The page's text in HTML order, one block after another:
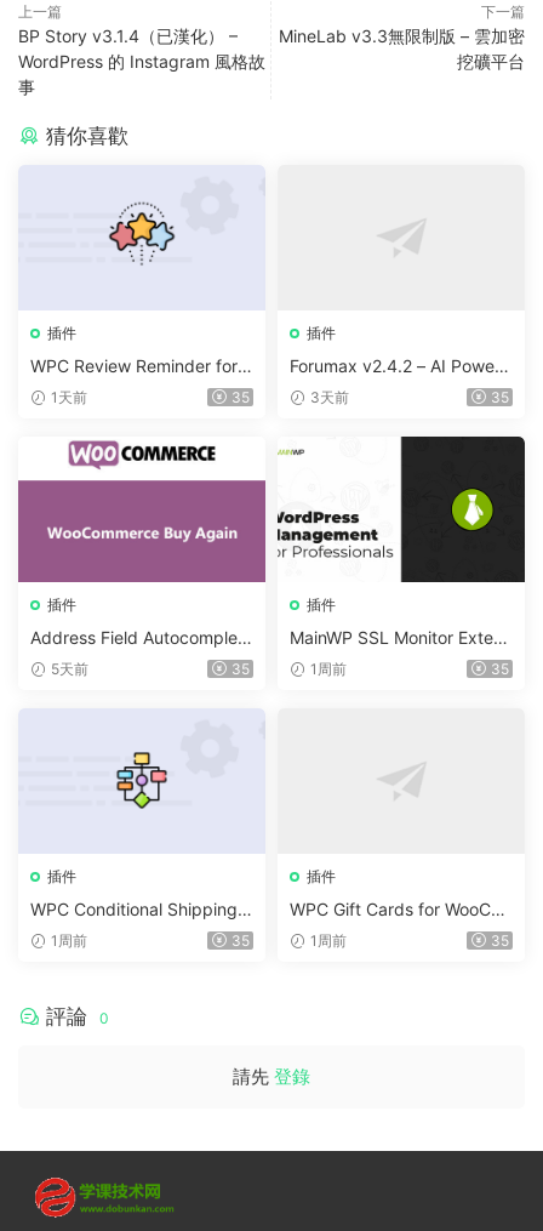
上一篇
BP Story v3.1.4（已漢化） –
WordPress 的 Instagram 風格故
事
下一篇
MineLab v3.3無限制版 – 雲加密
挖礦平台
猜你喜歡
插件
WPC Review Reminder for
WooCommerce v1.0.4
1天前 35
插件
Forumax v2.4.2 – AI Powere
d Advanced Community For
3天前 35
插件
Address Field Autocomplete
For WooCommerce v1.3.2
5天前 35
插件
MainWP SSL Monitor Extens
ion v5.2
1周前 35
插件
WPC Conditional Shipping &
Payments (Premium) v1.0.2
1周前 35
插件
WPC Gift Cards for WooCo
mmerce (Premium) v1.0.2
1周前 35
評論 0
請先 登錄